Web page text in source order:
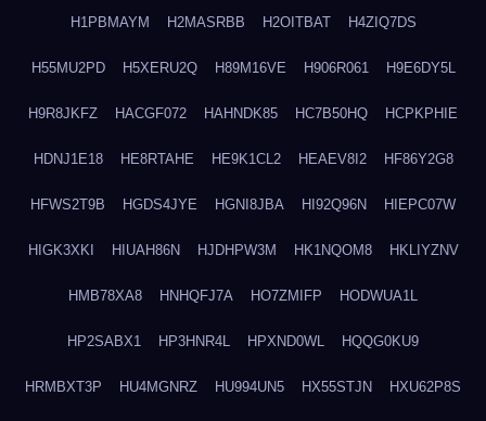
H1PBMAYM H2MASRBB H2OITBAT H4ZIQ7DS
H55MU2PD H5XERU2Q H89M16VE H906R061 H9E6DY5L
H9R8JKFZ HACGF072 HAHNDK85 HC7B50HQ HCPKPHIE
HDNJ1E18 HE8RTAHE HE9K1CL2 HEAEV8I2 HF86Y2G8
HFWS2T9B HGDS4JYE HGNI8JBA HI92Q96N HIEPC07W
HIGK3XKI HIUAH86N HJDHPW3M HK1NQOM8 HKLIYZNV
HMB78XA8 HNHQFJ7A HO7ZMIFP HODWUA1L
HP2SABX1 HP3HNR4L HPXND0WL HQQG0KU9
HRMBXT3P HU4MGNRZ HU994UN5 HX55STJN HXU62P8S